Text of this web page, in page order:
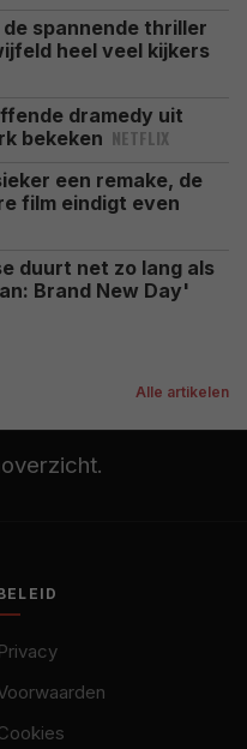
spannende thriller
heel veel kijkers
dramedy uit
bekeken NETFLIX
een remake, de
film eindigt even
duurt net zo lang als
Brand New Day'
Alle artikelen
Privacy